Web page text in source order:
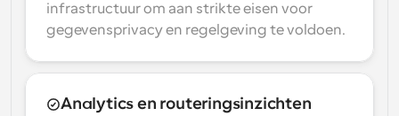
infrastructuur om aan strikte eisen voor
gegevensprivacy en regelgeving te voldoen.
Analytics en routeringsinzichten